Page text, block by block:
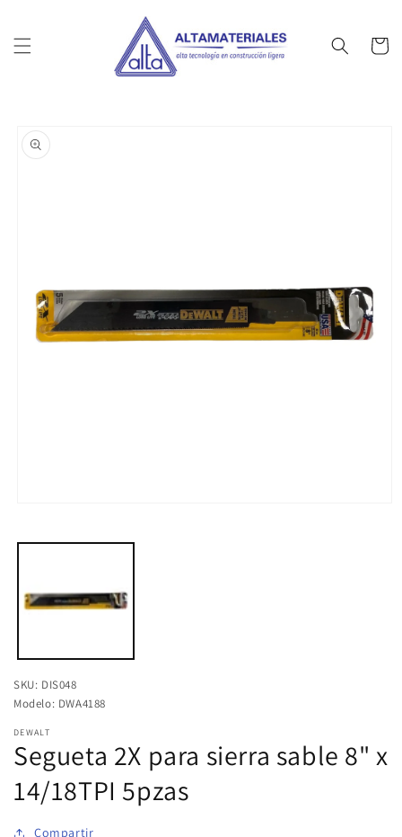
al contenido
Carrito
directamente
a la
información
ventana
modal
SKU: DIS048
Modelo: DWA4188
DEWALT
Segueta 2X para sierra sable 8" x
14/18TPI 5pzas
Compartir